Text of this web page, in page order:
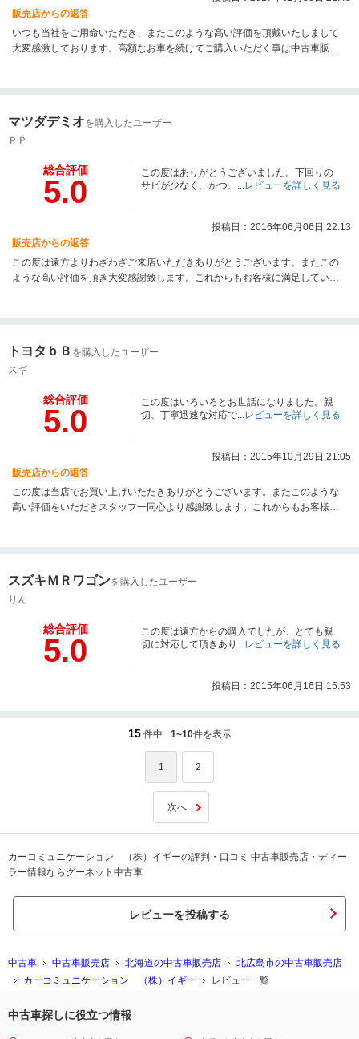
販売店からの返答
いつも当社をご用命いただき、またこのような高い評価を頂戴いたしまして
大変感激しております。高額なお車を続けてご購入いただく事は中古車販売
した。
マツダデミオを購入したユーザー
ＰＰ
総合評価
5.0
この度はありがとうございました。下回りの
サビが少なく、かつ、...レビューを詳しく見る
投稿日：2016年06月06日 22:13
販売店からの返答
この度は遠方よりわざわざご来店いただきありがとうございます。またこの
ような高い評価を頂き大変感謝致します。これからもお客様に満足していた
ありがとうございました。
トヨタｂＢ を購入したユーザー
スギ
総合評価
5.0
この度はいろいろとお世話になりました。親
切、丁寧迅速な対応で...レビューを詳しく見る
投稿日：2015年10月29日 21:05
販売店からの返答
この度は当店でお買い上げいただきありがとうございます。またこのような
高い評価をいただきスタッフ一同心より感謝致します。これからもお客様に
購入、ありがとうございました。
スズキＭＲワゴンを購入したユーザー
りん
総合評価
5.0
この度は遠方からの購入でしたが、とても親
切に対応して頂きあり...レビューを詳しく見る
投稿日：2015年06月16日 15:53
15 件中 1~10件を表示
1 2
次へ
カーコミュニケーション （株）イギーの評判・口コミ 中古車販売店・ディー
ラー情報ならグーネット中古車
レビューを投稿する
中古車 中古車販売店 北海道の中古車販売店
北広島市の中古車販売店
カーコミュニケーション （株）イギー
レビュー一覧
中古車探しに役立つ情報